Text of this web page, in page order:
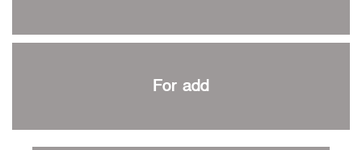
শান্ত-মুমিনুলদের ব্যাটে প্রথম দিন বাংলাদেশের
প্রচার বিমুখ এক ক্রীড়া অন্তপ্রাণ সংগঠক
For add